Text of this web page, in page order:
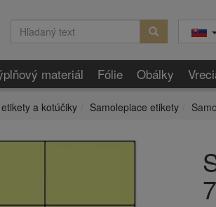
materiál Fólie Obálky
a kotúčiky Samolepiace etikety